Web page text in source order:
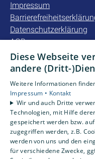
Impressum
Datenschutzerklärung
AGB
Unsere Bereiche
Gewerbekunden
Karriere
Unternehmen
Kontakt
Diese Webseite
andere (Dritt-
Weitere Informationen
Impressum • Kontakt
Wir und auch Dritte
Technologien, mit Hilfe
gespeichert werden bzw.
zugegriffen werden, z.B.
werden von uns und den
für verschiedene Zwecke,